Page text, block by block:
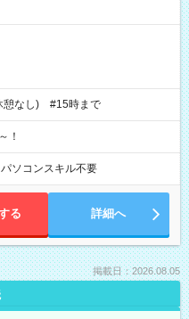
憩なし) #15時まで
！
パソコンスキル不要
る 詳細へ
掲載日：2026.08.05